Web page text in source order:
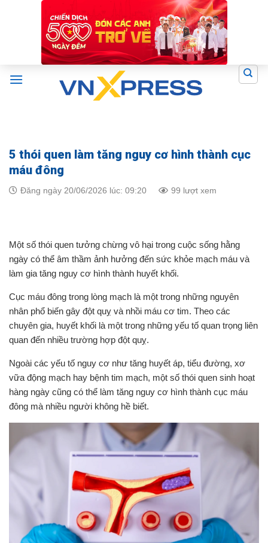
5 thói quen làm tăng nguy cơ hình thành cục
máu đông
Đăng ngày 20/06/2026 lúc: 09:20 99 lượt xem
Một số thói quen tưởng chừng vô hại trong cuộc sống hằng
ngày có thể âm thầm ảnh hưởng đến sức khỏe mạch máu và
làm gia tăng nguy cơ hình thành huyết khối.
Cục máu đông trong lòng mạch là một trong những nguyên
nhân phổ biến gây đột quỵ và nhồi máu cơ tim. Theo các
chuyên gia, huyết khối là một trong những yếu tố quan trọng liên
quan đến nhiều trường hợp đột quỵ.
Ngoài các yếu tố nguy cơ như tăng huyết áp, tiểu đường, xơ
vữa động mạch hay bệnh tim mạch, một số thói quen sinh hoạt
hàng ngày cũng có thể làm tăng nguy cơ hình thành cục máu
đông mà nhiều người không hề biết.